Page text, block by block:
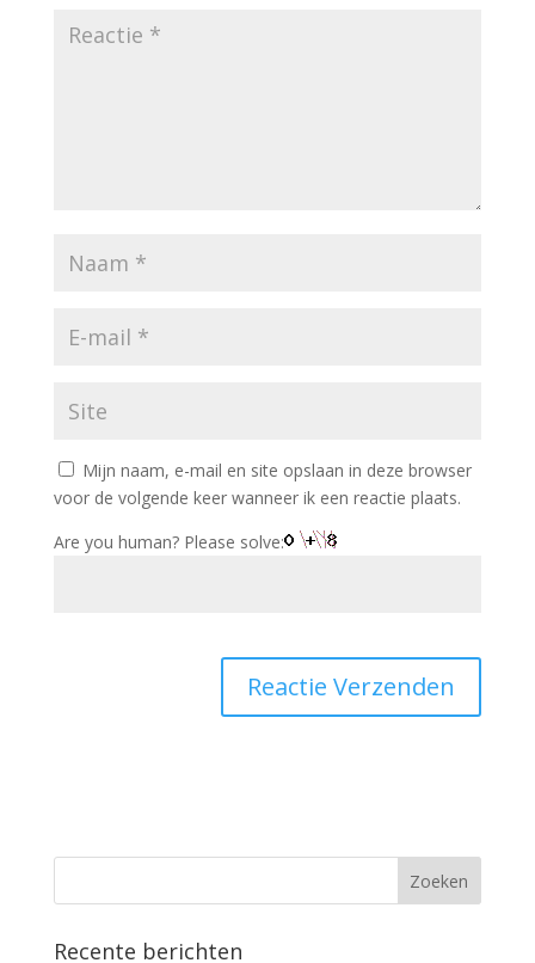
Mijn naam, e-mail en site opslaan in deze browser
voor de volgende keer wanneer ik een reactie plaats.
Are you human? Please solve:
Recente berichten